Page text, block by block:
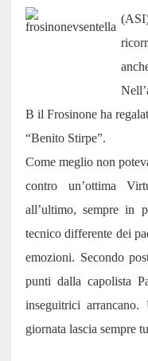
B il Frosinone ha
“Benito Stirpe”.
Come meglio non
contro un’ottima
all’ultimo, sempre in
tecnico differente dei
emozioni. Secondo
punti dalla capolista
inseguitrici
giornata lascia sempre